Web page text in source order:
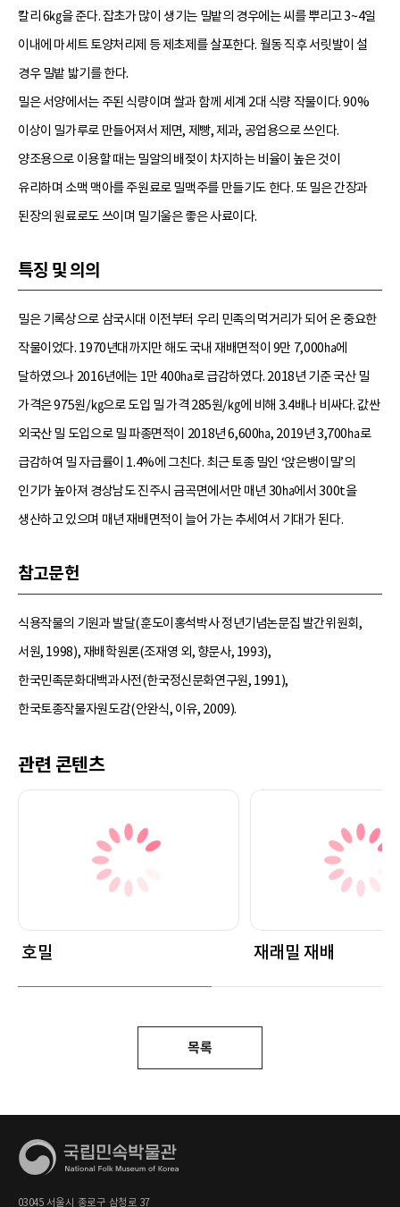
칼리 6㎏을 준다. 잡초가 많이 생기는 밀밭의 경우에는 씨를 뿌리고 3~4일
이내에 마세트 토양처리제 등 제초제를 살포한다. 월동 직후 서릿발이 설
경우 밀밭 밟기를 한다.
밀은 서양에서는 주된 식량이며 쌀과 함께 세계 2대 식량 작물이다. 90%
이상이 밀가루로 만들어져서 제면, 제빵, 제과, 공업용으로 쓰인다.
양조용으로 이용할 때는 밀알의 배젖이 차지하는 비율이 높은 것이
유리하며 소맥 맥아를 주원료로 밀맥주를 만들기도 한다. 또 밀은 간장과
된장의 원료로도 쓰이며 밀기울은 좋은 사료이다.
특징 및 의의
밀은 기록상으로 삼국시대 이전부터 우리 민족의 먹거리가 되어 온 중요한
작물이었다. 1970년대까지만 해도 국내 재배면적이 9만 7,000㏊에
달하였으나 2016년에는 1만 400㏊로 급감하였다. 2018년 기준 국산 밀
가격은 975원/㎏으로 도입 밀 가격 285원/㎏에 비해 3.4배나 비싸다. 값싼
외국산 밀 도입으로 밀 파종면적이 2018년 6,600㏊, 2019년 3,700㏊로
급감하여 밀 자급률이 1.4%에 그친다. 최근 토종 밀인 ‘앉은뱅이밀’의
인기가 높아져 경상남도 진주시 금곡면에서만 매년 30㏊에서 300t을
생산하고 있으며 매년 재배면적이 늘어 가는 추세여서 기대가 된다.
참고문헌
식용작물의 기원과 발달(훈도이홍석박사 정년기념논문집 발간위원회,
서원, 1998), 재배학원론(조재영 외, 향문사, 1993),
한국민족문화대백과사전(한국정신문화연구원, 1991),
한국토종작물자원도감(안완식, 이유, 2009).
관련 콘텐츠
호밀 재래밀 재배
목록
03045 서울시 종로구 삼청로 37